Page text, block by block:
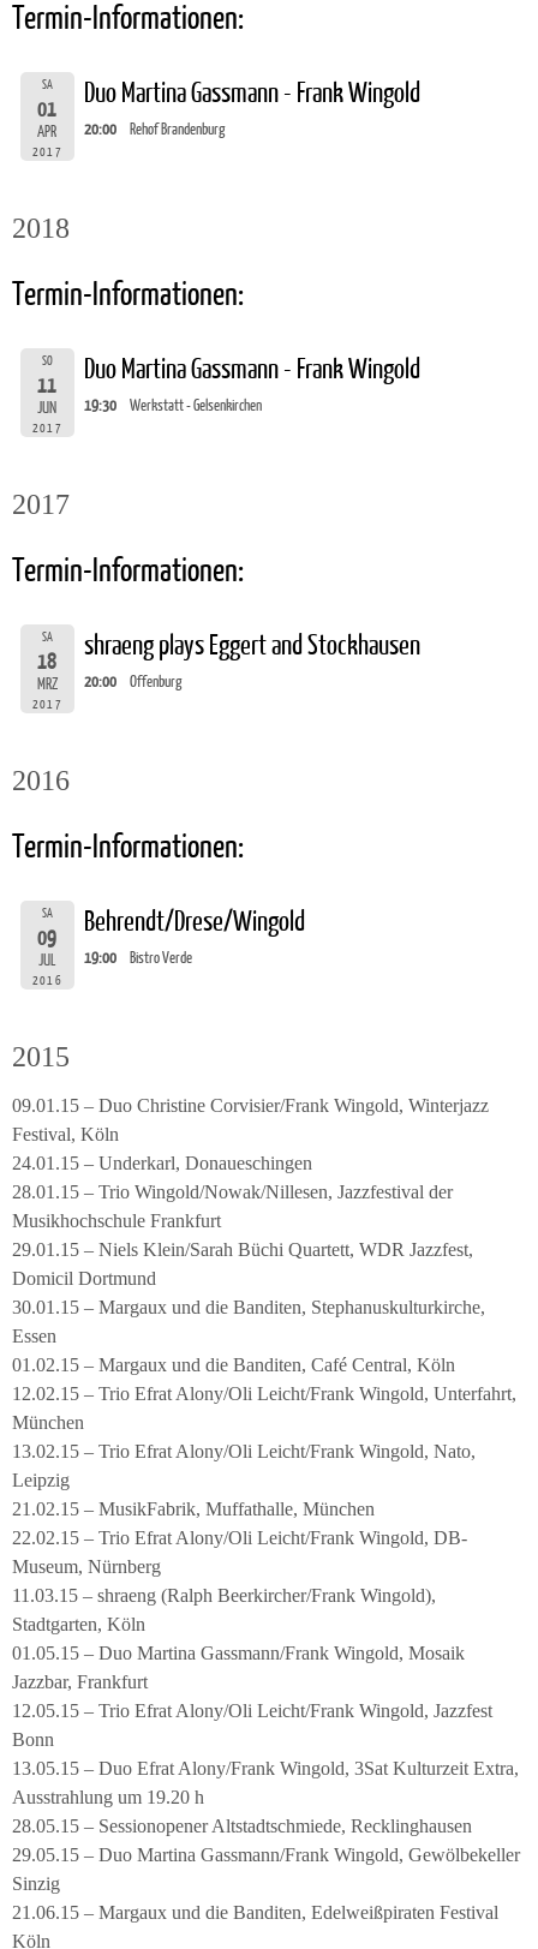
Termin-Informationen:
SA
01
APR
2017
Duo Martina Gassmann - Frank Wingold
20:00 Rehof Brandenburg
2018
Termin-Informationen:
SO
11
JUN
2017
Duo Martina Gassmann - Frank Wingold
19:30 Werkstatt - Gelsenkirchen
2017
Termin-Informationen:
SA
18
MRZ
2017
shraeng plays Eggert and Stockhausen
20:00 Offenburg
2016
Termin-Informationen:
SA
09
JUL
2016
Behrendt/Drese/Wingold
19:00 Bistro Verde
2015
09.01.15 – Duo Christine Corvisier/Frank Wingold, Winterjazz
Festival, Köln
24.01.15 – Underkarl, Donaueschingen
28.01.15 – Trio Wingold/Nowak/Nillesen, Jazzfestival der
Musikhochschule Frankfurt
29.01.15 – Niels Klein/Sarah Büchi Quartett, WDR Jazzfest,
Domicil Dortmund
30.01.15 – Margaux und die Banditen, Stephanuskulturkirche,
Essen
01.02.15 – Margaux und die Banditen, Café Central, Köln
12.02.15 – Trio Efrat Alony/Oli Leicht/Frank Wingold, Unterfahrt,
München
13.02.15 – Trio Efrat Alony/Oli Leicht/Frank Wingold, Nato,
Leipzig
21.02.15 – MusikFabrik, Muffathalle, München
22.02.15 – Trio Efrat Alony/Oli Leicht/Frank Wingold, DB-
Museum, Nürnberg
11.03.15 – shraeng (Ralph Beerkircher/Frank Wingold),
Stadtgarten, Köln
01.05.15 – Duo Martina Gassmann/Frank Wingold, Mosaik
Jazzbar, Frankfurt
12.05.15 – Trio Efrat Alony/Oli Leicht/Frank Wingold, Jazzfest
Bonn
13.05.15 – Duo Efrat Alony/Frank Wingold, 3Sat Kulturzeit Extra,
Ausstrahlung um 19.20 h
28.05.15 – Sessionopener Altstadtschmiede, Recklinghausen
29.05.15 – Duo Martina Gassmann/Frank Wingold, Gewölbekeller
Sinzig
21.06.15 – Margaux und die Banditen, Edelweißpiraten Festival
Köln